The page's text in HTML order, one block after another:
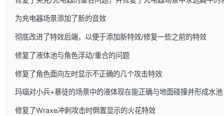
为充电器场景添加了新的音效
彻底改进了特效后端，以便于添加新特效/修复一些之前的特效
修复了液体池与角色浮动/重合的问题
修复了角色面向左时显示不正确的几个攻击特效
玛瑙对小兵+暴徒的场景中的液体现在能正确与地面碰撞并形成水池
修复了Wraxe冲刺攻击时倒置显示的火花特效